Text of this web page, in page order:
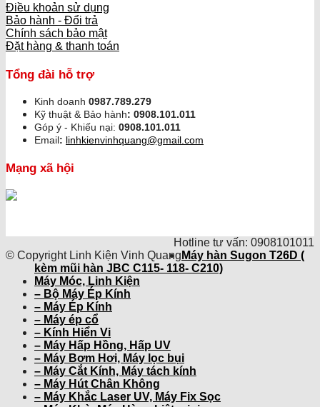
Điều khoản sử dụng
Bảo hành - Đổi trả
Chính sách bảo mật
Đặt hàng & thanh toán
Tổng đài hỗ trợ
Kinh doanh 0987.789.279
Kỹ thuật & Bảo hành: 0908.101.011
Góp ý - Khiếu nại: 0908.101.011
Email: linhkienvinhquang@gmail.com
Mạng xã hội
Hotline tư vấn: 0908101011
© Copyright Linh Kiện Vinh Quang Máy hàn Sugon T26D (
kèm mũi hàn JBC C115- 118- C210)
Máy Móc, Linh Kiện
– Bộ Máy Ép Kính
– Máy Ép Kính
– Máy ép cổ
– Kính Hiển Vi
– Máy Hấp Hồng, Hấp UV
– Máy Bơm Hơi, Máy lọc bụi
– Máy Cắt Kính, Máy tách kính
– Máy Hút Chân Không
– Máy Khắc Laser UV, Máy Fix Sọc